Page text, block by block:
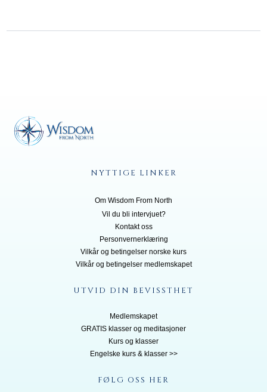
NYTTIGE LINKER
Om Wisdom From North
Vil du bli intervjuet?
Kontakt oss
Personvernerklæring
Vilkår og betingelser norske kurs
Vilkår og betingelser medlemskapet
UTVID DIN BEVISSTHET
Medlemskapet
GRATIS klasser og meditasjoner
Kurs og klasser
Engelske kurs & klasser >>
FØLG OSS HER